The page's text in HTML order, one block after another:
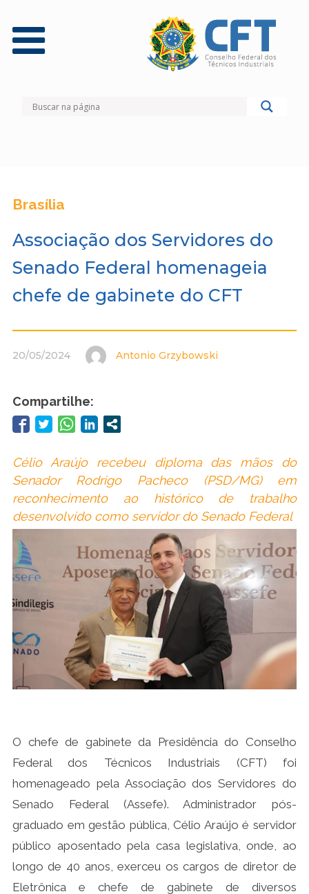
Brasília
Associação dos Servidores do
Senado Federal homenageia
chefe de gabinete do CFT
20/05/2024 Antonio Grzybowski
Compartilhe:
Célio Araújo recebeu diploma das mãos do
Senador Rodrigo Pacheco (PSD/MG) em
reconhecimento ao histórico de trabalho
desenvolvido como servidor do Senado Federal
O chefe de gabinete da Presidência do Conselho
Federal dos Técnicos Industriais (CFT) foi
homenageado pela Associação dos Servidores do
Senado Federal (Assefe). Administrador pós-
graduado em gestão pública, Célio Araújo é servidor
público aposentado pela casa legislativa, onde, ao
longo de 40 anos, exerceu os cargos de diretor de
Eletrônica e chefe de gabinete de diversos